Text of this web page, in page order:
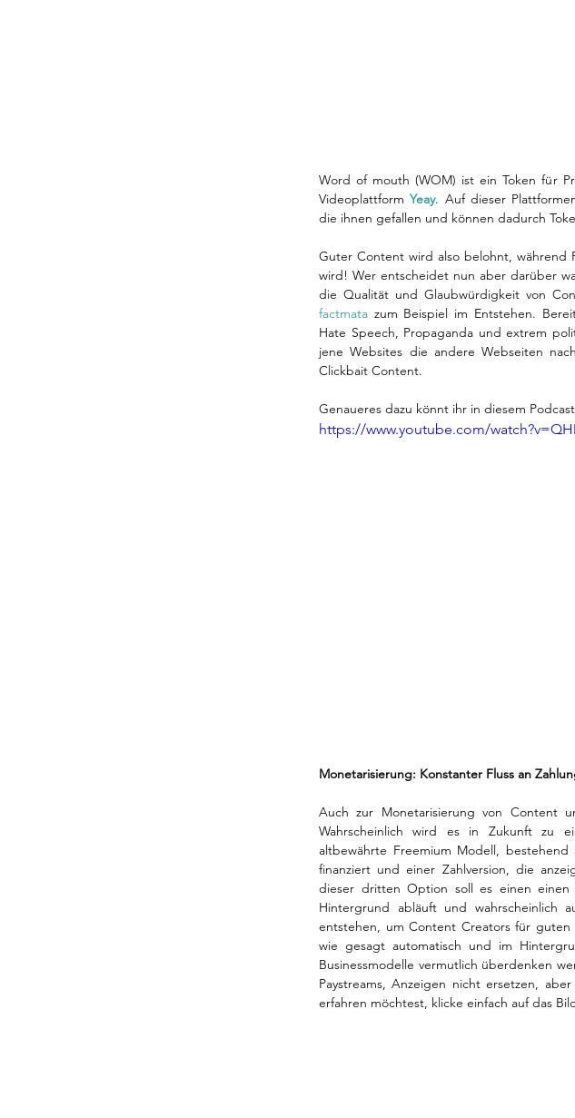
Word of mouth (WOM) ist ein Token für
Videoplattform Yeay. Auf dieser
die ihnen gefallen und können dadurch
Guter Content wird also belohnt, während
wird! Wer entscheidet nun aber darüber
factmata zum Beispiel im Entstehen.
Hate Speech, Propaganda und extrem
jene Websites die andere Webseiten
Clickbait Content.
Genaueres dazu könnt ihr in diesem
https://www.youtube.com/
Monetarisierung: Konstanter Fluss an
Auch zur Monetarisierung von Content
Wahrscheinlich wird es in Zukunft zu
altbewährte Freemium Modell,
finanziert und einer Zahlversion, die
dieser dritten Option soll es einen einen
Hintergrund abläuft und wahrscheinlich
entstehen, um Content Creators für
wie gesagt automatisch und im
Businessmodelle vermutlich überdenken
Paystreams, Anzeigen nicht ersetzen,
erfahren möchtest, klicke einfach auf das